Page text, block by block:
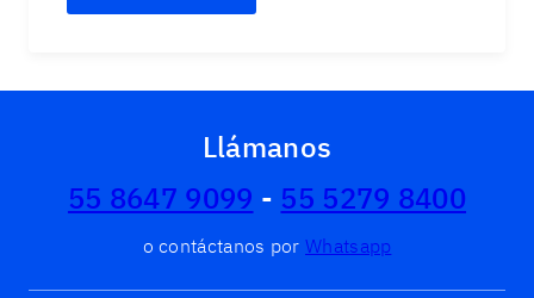
Llámanos
55 8647 9099 - 55 5279 8400
o contáctanos por Whatsapp